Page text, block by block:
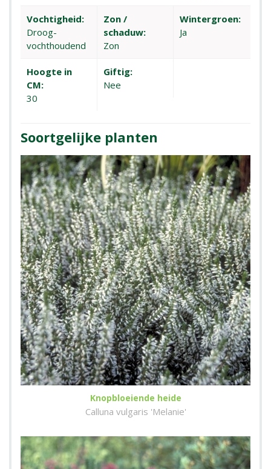
Vochtigheid:
Droog-
vochthoudend
Zon /
schaduw:
Zon
Wintergroen:
Ja
Hoogte in
CM:
30
Giftig:
Nee
Soortgelijke planten
Knopbloeiende heide
Calluna vulgaris 'Melanie'